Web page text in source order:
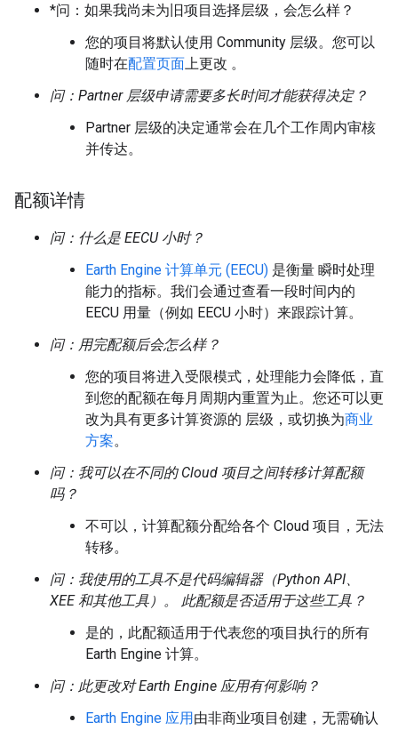
*问：如果我尚未为旧项目选择层级，会怎么样？
您的项目将默认使用 Community 层级。您可以
随时在配置页面上更改 。
问：Partner 层级申请需要多长时间才能获得决定？
Partner 层级的决定通常会在几个工作周内审核
并传达。
配额详情
问：什么是 EECU 小时？
Earth Engine 计算单元 (EECU) 是衡量 瞬时处理
能力的指标。我们会通过查看一段时间内的
EECU 用量（例如 EECU 小时）来跟踪计算。
问：用完配额后会怎么样？
您的项目将进入受限模式，处理能力会降低，直
到您的配额在每月周期内重置为止。您还可以更
改为具有更多计算资源的 层级，或切换为商业
方案。
问：我可以在不同的 Cloud 项目之间转移计算配额
吗？
不可以，计算配额分配给各个 Cloud 项目，无法
转移。
问：我使用的工具不是代码编辑器（Python API、
XEE 和其他工具）。
此配额是否适用于这些工具？
是的，此配额适用于代表您的项目执行的所有
Earth Engine 计算。
问：此更改对 Earth Engine 应用有何影响？
Earth Engine 应用由非商业项目创建，无需确认